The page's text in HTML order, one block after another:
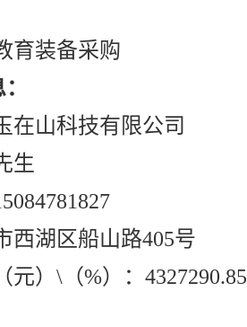
育装备采购
在山科技有限公司
生
西湖区船山路405号
元）\（%）：4327290.85